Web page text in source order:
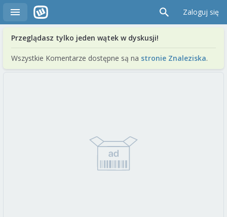
Zaloguj się
Przeglądasz tylko jeden wątek w dyskusji!
Wszystkie Komentarze dostępne są na stronie Znaleziska.